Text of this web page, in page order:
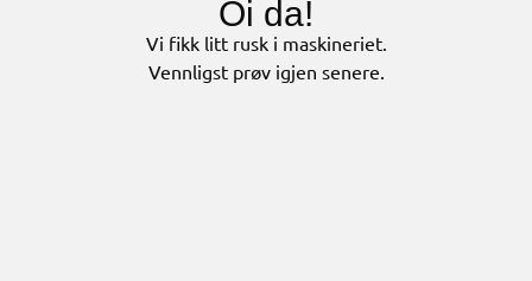
Oi da!
Vi fikk litt rusk i maskineriet.
Vennligst prøv igjen senere.